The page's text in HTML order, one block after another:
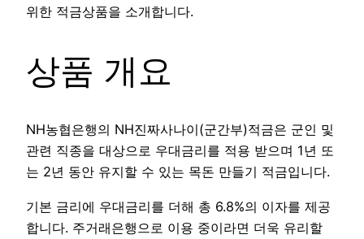
위한 적금상품을 소개합니다.
상품 개요
NH농협은행의 NH진짜사나이(군간부)적금은 군인 및
관련 직종을 대상으로 우대금리를 적용 받으며 1년 또
는 2년 동안 유지할 수 있는 목돈 만들기 적금입니다.
기본 금리에 우대금리를 더해 총 6.8%의 이자를 제공
합니다. 주거래은행으로 이용 중이라면 더욱 유리할